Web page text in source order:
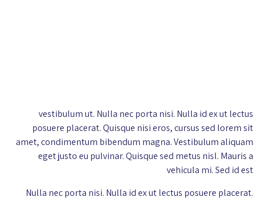
vestibulum ut. Nulla nec porta nisi. Nulla id ex ut lectus
posuere placerat. Quisque nisi eros, cursus sed lorem sit
amet, condimentum bibendum magna. Vestibulum aliquam
eget justo eu pulvinar. Quisque sed metus nisl. Mauris a
vehicula mi. Sed id est
Nulla nec porta nisi. Nulla id ex ut lectus posuere placerat.